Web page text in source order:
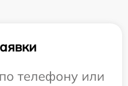
телефону или